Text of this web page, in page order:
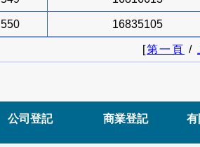
550 16835105
[第一頁 /
公司登記 商業登記